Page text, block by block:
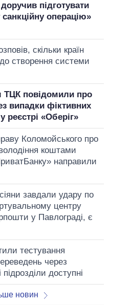
підготувати
санкційну операцію»
скільки країн
створення системи
ТЦК повідомили про
випадки фіктивних
реєстрі «Оберіг»
Коломойського про
коштами
направили
завдали удару по
центру
у Павлограді, є
тестування
через
доступні
новин